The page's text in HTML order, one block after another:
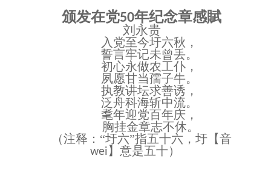
颁发在党50年纪念章感賦
刘永贵
入党至今圩六秋，
誓言牢记未曾丢。
初心永做农工仆，
夙愿甘当孺子牛。
执教讲坛求善诱，
泛舟科海斩中流。
耄年迎党百年庆，
胸挂金章志不休。
（注释： “圩六”指五十六，圩【音
wei 】意是五十）